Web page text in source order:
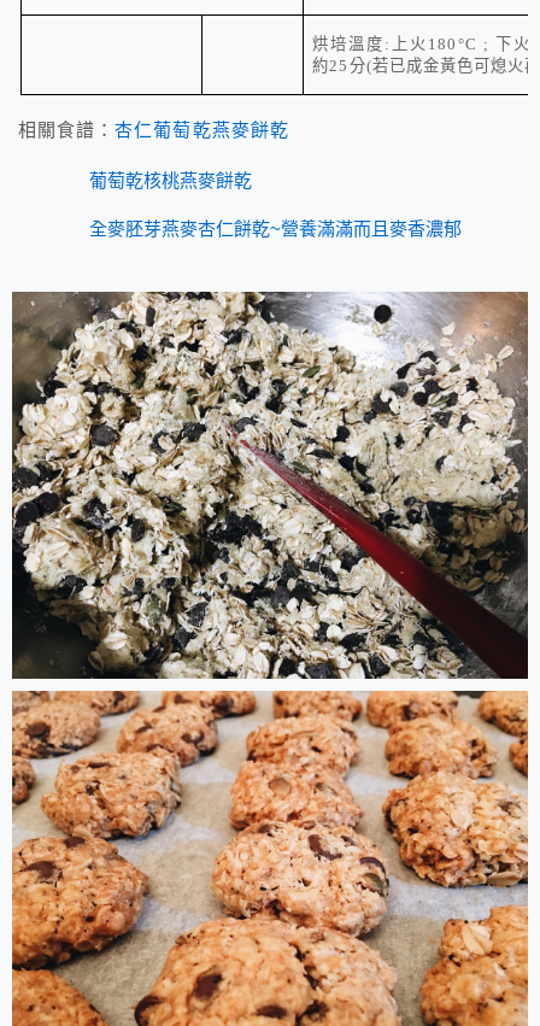
烘培溫度 : 上火 180 °C ; 下火
約25 分(若已成金黃色可熄火
相關食譜：杏仁葡萄乾燕麥餅乾
葡萄乾核桃燕麥餅乾
全麥胚芽燕麥杏仁餅乾~營養滿滿而且麥香濃郁